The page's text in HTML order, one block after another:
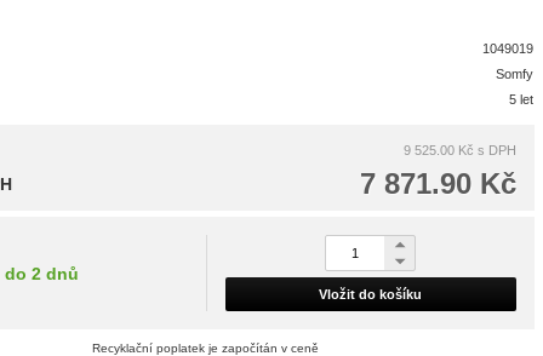
1049019
Somfy
5 let
9 525.00 Kč s DPH
7 871.90 Kč
do 2 dnů
Vložit do košíku
Recyklační poplatek je započítán v ceně